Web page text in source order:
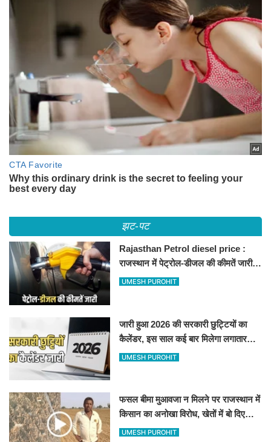
झट-पट
Rajasthan Petrol diesel price :
राजस्थान में पेट्रोल-डीजल की कीमतें जारी,
जानिए बीकानेर समेत पुरे प्रदेश में नए रेट
UMESH PUROHIT
जारी हुआ 2026 की सरकारी छुट्टियों का
कैलेंडर, इस साल कई बार मिलेगा लगातार
अवकाश, देखें
UMESH PUROHIT
फसल बीमा मुआवजा न मिलने पर राजस्थान में
किसान का अनोखा विरोध, खेतों में बो दिए
500-500 रुपए के नोट, वीडियो वायरल
UMESH PUROHIT